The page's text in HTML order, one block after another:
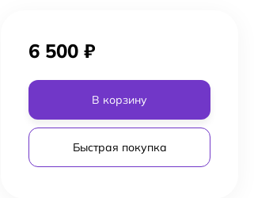
6 500 ₽
В корзину
Быстрая покупка